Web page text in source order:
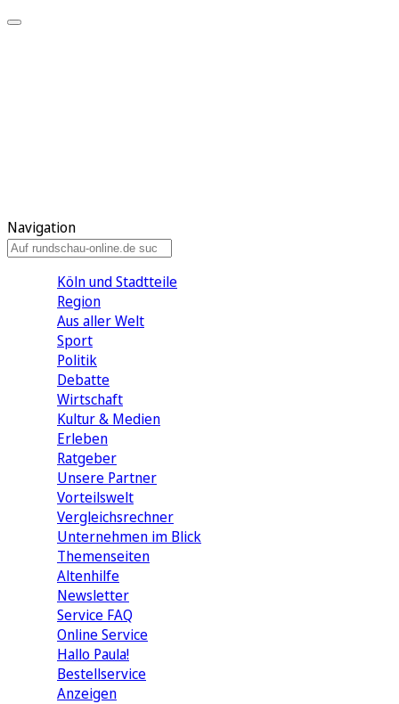
Navigation
Köln und Stadtteile
Region
Aus aller Welt
Sport
Politik
Debatte
Wirtschaft
Kultur & Medien
Erleben
Ratgeber
Unsere Partner
Vorteilswelt
Vergleichsrechner
Unternehmen im Blick
Themenseiten
Altenhilfe
Newsletter
Service FAQ
Online Service
Hallo Paula!
Bestellservice
Anzeigen